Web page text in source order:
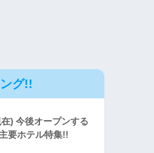
グ!!
) 今後オープンする
要ホテル特集!!